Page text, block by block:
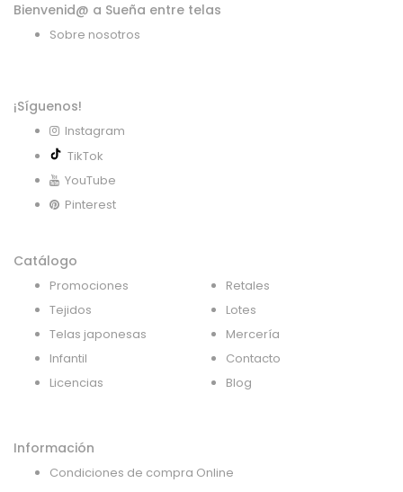
Bienvenid@ a Sueña entre telas
Sobre nosotros
¡Síguenos!
Instagram
TikTok
YouTube
Pinterest
Catálogo
Promociones
Tejidos
Telas japonesas
Infantil
Licencias
Retales
Lotes
Mercería
Contacto
Blog
Información
Condiciones de compra Online